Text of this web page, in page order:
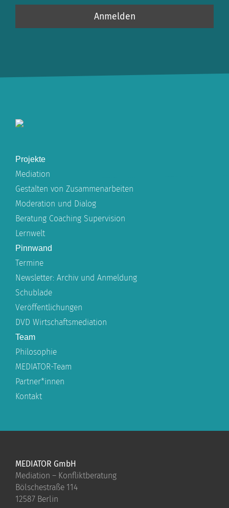
Projekte
Mediation
Gestalten von Zusammenarbeiten
Moderation und Dialog
Beratung Coaching Supervision
Lernwelt
Pinnwand
Termine
Newsletter: Archiv und Anmeldung
Schublade
Veröffentlichungen
DVD Wirtschaftsmediation
Team
Philosophie
MEDIATOR-Team
Partner*innen
Kontakt
MEDIATOR GmbH
Mediation – Konfliktberatung
Bölschestraße 114
12587 Berlin